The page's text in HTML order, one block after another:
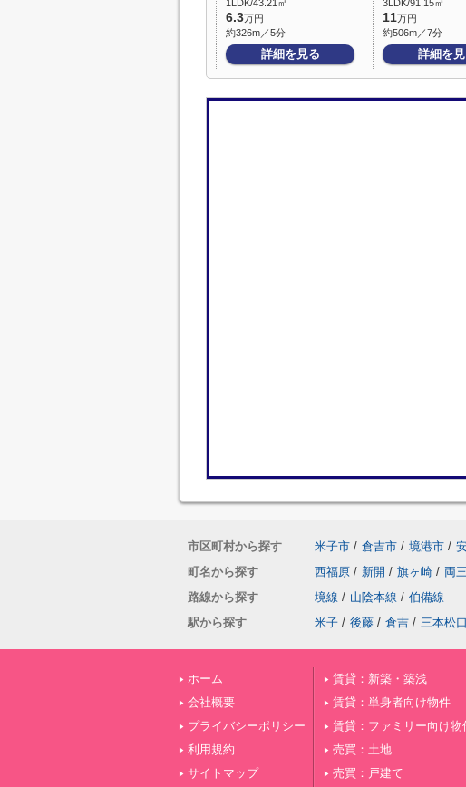
1LDK/43.21㎡
6.3万円
約326m／5分
詳細を見る
3LDK/91.15㎡
11万円
約506m／7分
詳細を
市区町村から探す 米子市 / 倉吉市 / 境港市 /
町名から探す
西福原 / 新開 / 旗ヶ崎 / 両
路線から探す
境線 / 山陰本線 / 伯備線
駅から探す
米子 / 後藤 / 倉吉 / 三本松口
ホーム
会社概要
プライバシーポリシー
利用規約
サイトマップ
賃貸：新築・築浅
賃貸：単身者向け物件
賃貸：ファミリー向け物
売買：土地
売買：戸建て